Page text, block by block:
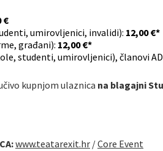
€
umirovljenici, invalidi): 12,00 €*
građani): 12,00 €*
studenti, umirovljenici), članovi
kupnjom ulaznica na blagajni
www.teatarexit.hr /Core Event